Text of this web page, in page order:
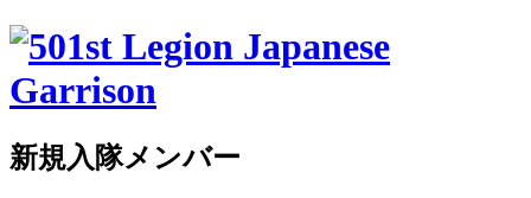
新規入隊メンバー